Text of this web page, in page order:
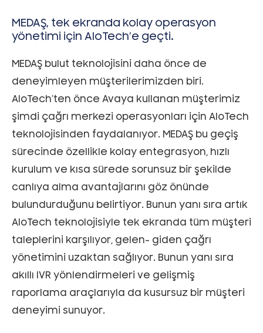
MEDAŞ, tek ekranda kolay operasyon
yönetimi için AloTech’e geçti.
MEDAŞ bulut teknolojisini daha önce de
deneyimleyen müşterilerimizden biri.
AloTech’ten önce Avaya kullanan müşterimiz
şimdi çağrı merkezi operasyonları için AloTech
teknolojisinden faydalanıyor. MEDAŞ bu geçiş
sürecinde özellikle kolay entegrasyon, hızlı
kurulum ve kısa sürede sorunsuz bir şekilde
canlıya alma avantajlarını göz önünde
bulundurduğunu belirtiyor. Bunun yanı sıra artık
AloTech teknolojisiyle tek ekranda tüm müşteri
taleplerini karşılıyor, gelen- giden çağrı
yönetimini uzaktan sağlıyor. Bunun yanı sıra
akıllı IVR yönlendirmeleri ve gelişmiş
raporlama araçlarıyla da kusursuz bir müşteri
deneyimi sunuyor.